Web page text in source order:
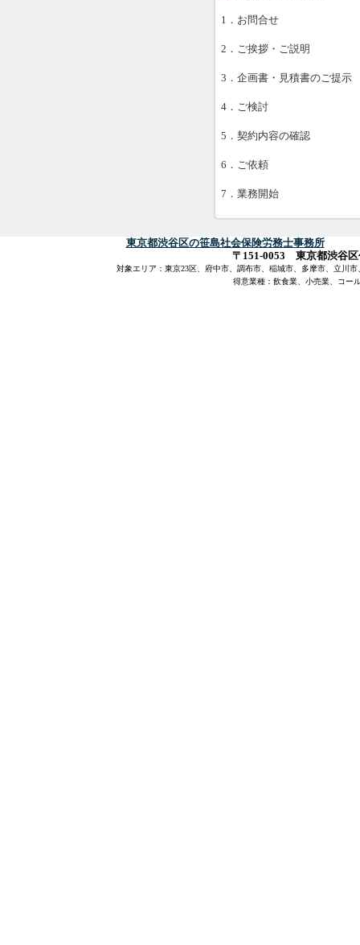
1．お問合せ
2．ご挨拶・ご説明
3．企画書・見積書のご提示
4．ご検討
5．契約内容の確認
6．ご依頼
7．業務開始
東京都渋谷区の笹島社会保険労務士事務所
〒151-0053 東京都渋谷
対象エリア：東京23区、府中市、調布市、稲城市、多摩市、立川
得意業種：飲食業、小売業、コー